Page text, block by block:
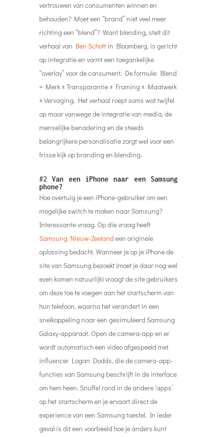
vertrouwen van consumenten winnen en
behouden? Moet een “brand” niet veel meer
richting een “blend”? Want blending, stelt dit
verhaal van Ben Schottin Bloomberg, is gericht
op integratie en vormt een toegankelijke
“overlay” voor de consument. De formule: Blend
= Merk ± Transparantie ± Framing ± Maatwerk
± Vervaging. Het verhaal roept soms wat twijfel
op maar vanwege de integratie van media, de
menselijke benadering en de steeds
belangrijkere personalisatie zorgt wel voor een
frisse kijk op branding en blending.
#2Van een iPhone naar een Samsung
phone?
Hoe overtuig je een iPhone-gebruiker om een
mogelijke switch te maken naar Samsung?
Interessante vraag. Op die vraag heeft
Samsung Nieuw-Zeeland een originele
oplossing bedacht. Wanneer je op je iPhone de
site van Samsung bezoekt (moet je daar nog wel
even komen natuurlijk) vraagt ​​de site gebruikers
om deze toe te voegen aan het startscherm van
hun telefoon, waarna het verandert in een
snelkoppeling naar een gesimuleerd Samsung
Galaxy-apparaat. Open de camera-app en er
wordt automatisch een video afgespeeld met
influencer Logan Dodds, die de camera-app-
functies van Samsung beschrijft in de interface
om hem heen. Snuffel rond in de andere ‘apps’
op het startscherm en je ervaart direct de
experience van een Samsung toestel. In ieder
geval is dit een voorbeeld hoe je anders kunt